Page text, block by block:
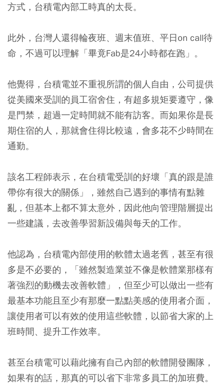
方式，台積電內部工時真的太長。
此外，台灣人還得輪夜班、週末值班、平日on call待
命，不過可以理解「畢竟Fab是24小時都在跑」。
他覺得，台積電並不重視所謂的個人自由，公司提供
從美國來受訓的員工宿舍住，有超多規矩要遵守，像
是門禁，超過一定時間就不能有訪客。而如果你是長
期住宿的人，那就會住得比較遠，會多花不少時間在
通勤。
該名工程師表示，在台積電受訓的好壞「真的跟是誰
帶你有很大的關係」，雖然自己遇到的事情有點雜
亂，但基本上都不算太意外，因此他向管理階層提出
一些建議，去改善學習新設備與每天的工作。
他認為，台積電內部使用的軟體太過老舊，甚至有很
多是不必要的，「雖然製造業並不像是軟體業那樣有
著強烈的動機去改善軟體」，但至少可以做出一些有
最基本功能且至少有那麼一點點美感的使用者介面，
讓使用者可以有效的使用這些軟體，以節省大家的上
班時間、提升工作效率。
甚至台積電可以藉此擁有自己內部的軟體開發團隊，
如果有的話，那真的可以省下非常多員工的加班費。